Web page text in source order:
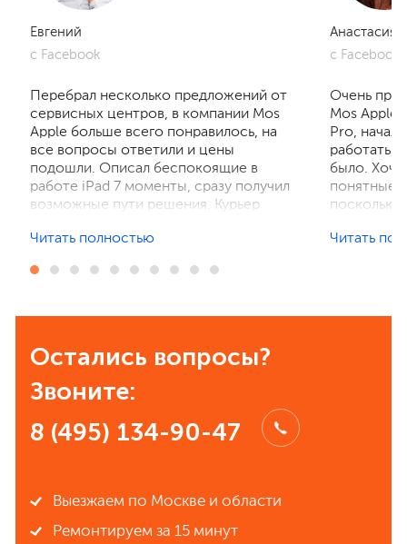
Евгений
с Facebook
Перебрал несколько предложений от
сервисных центров, в компании Mos
Apple больше всего понравилось, на
все вопросы ответили и цены
подошли. Описал беспокоящие в
работе iPad 7 моменты, сразу получил
возможные пути решения. Курьер
отзвонились по итогам осмотра,
порадовал, без лишнего ожидания и
рекомендовать всем знакомым.
Читать полностью
Анастасия
с Facebook
Очень
Mos
Pro, начал
работать,
было. Хочу
понятные
поскольку
Читать
Остались вопросы?
Звоните:
8 (495) 134-90-47
Выезжаем по Москве и области
Ремонтируем за 15 минут